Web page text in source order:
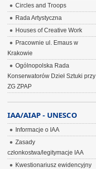
Circles and Troops
Rada Artystyczna
Houses of Creative Work
Pracownie ul. Emaus w
Krakowie
Ogólnopolska Rada
Konserwatorów Dzieł Sztuki przy
ZG ZPAP
IAA/AIAP - UNESCO
Informacje o IAA
Zasady
członkostwa/legitymacje IAA
Kwestionariusz ewidencyjny